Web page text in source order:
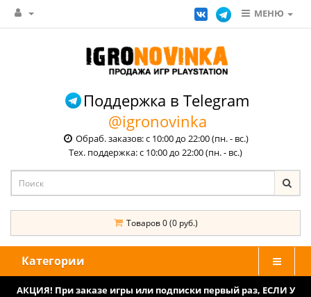
МЕНЮ
Поддержка в Telegram
@igronovinka
Обраб. заказов: с 10:00 до 22:00 (пн. - вс.)
Тех. поддержка: с 10:00 до 22:00 (пн. - вс.)
Товаров 0 (0 руб.)
Категории
АКЦИЯ! При заказе игры или подписки первый раз, ЕСЛИ У